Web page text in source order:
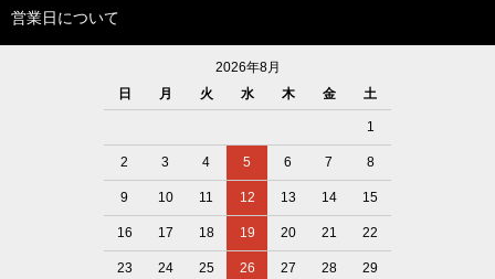
営業日について
2026年8月
日
月 火 水 木 金 土
1
2 3 4 5 6 7 8
9 10 11 12 13 14 15
16 17 18 19 20 21 22
23 24 25 26 27 28 29